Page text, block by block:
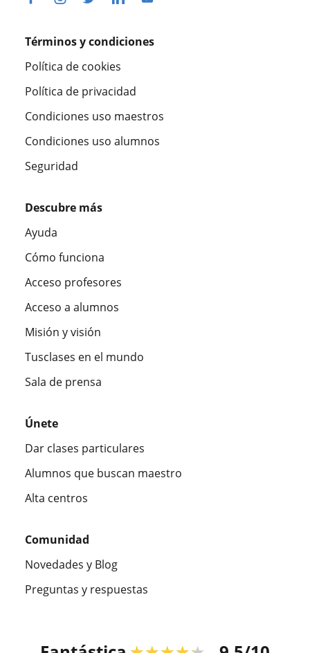
Términos y condiciones
Política de cookies
Política de privacidad
Condiciones uso maestros
Condiciones uso alumnos
Seguridad
Descubre más
Ayuda
Cómo funciona
Acceso profesores
Acceso a alumnos
Misión y visión
Tusclases en el mundo
Sala de prensa
Únete
Dar clases particulares
Alumnos que buscan maestro
Alta centros
Comunidad
Novedades y Blog
Preguntas y respuestas